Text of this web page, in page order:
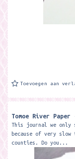
Toevoegen aan
Tomoe River
This journal we only
because of very
counties. Do you...